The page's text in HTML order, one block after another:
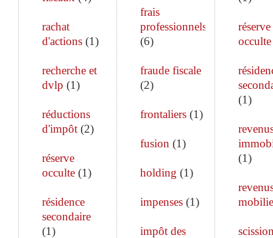
rachat
d'actions (1)
recherche et
dvlp (1)
réductions
d'impôt (2)
réserve
occulte (1)
résidence
secondaire
(1)
frais
professionnels
(6)
fraude fiscale
(2)
frontaliers(1)
fusion (1)
holding (1)
impenses(1)
impôt des
réserve
occulte
(1)
(1)